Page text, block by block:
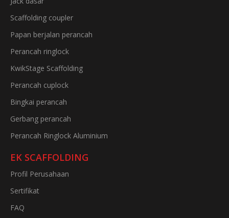
Scaffolding coupler
Papan berjalan perancah
Perancah ringlock
KwikStage Scaffolding
Perancah cuplock
Bingkai perancah
Gerbang perancah
Perancah Ringlock Aluminium
EK SCAFFOLDING
Profil Perusahaan
Sertifikat
FAQ